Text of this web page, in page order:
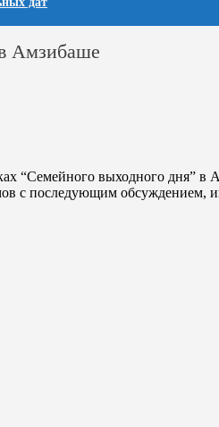
Амзибаше
“Семейного выходного дня” в
с последующим обсуждением,